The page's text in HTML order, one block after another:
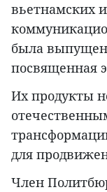
вьетнамских
была
посвященная
Их продукты
для
Член